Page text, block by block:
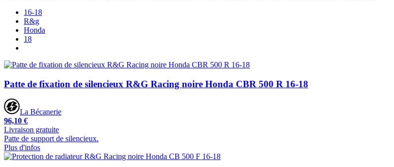
16-18
R&g
Honda
18
Patte de fixation de silencieux R&G Racing noire Honda CBR 500 R 16-18
La Bécanerie
96,10 €
Livraison gratuite
Patte de support de silencieux.
Plus d'infos